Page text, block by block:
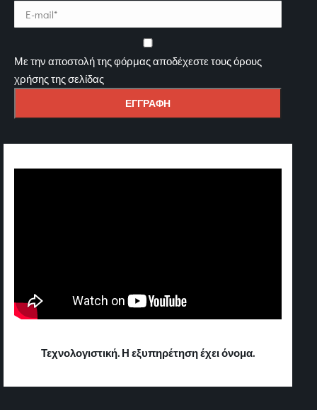
Με την αποστολή της φόρμας αποδέχεστε τους όρους
χρήσης της σελίδας
Τεχνολογιστική. Η εξυπηρέτηση έχει όνομα.